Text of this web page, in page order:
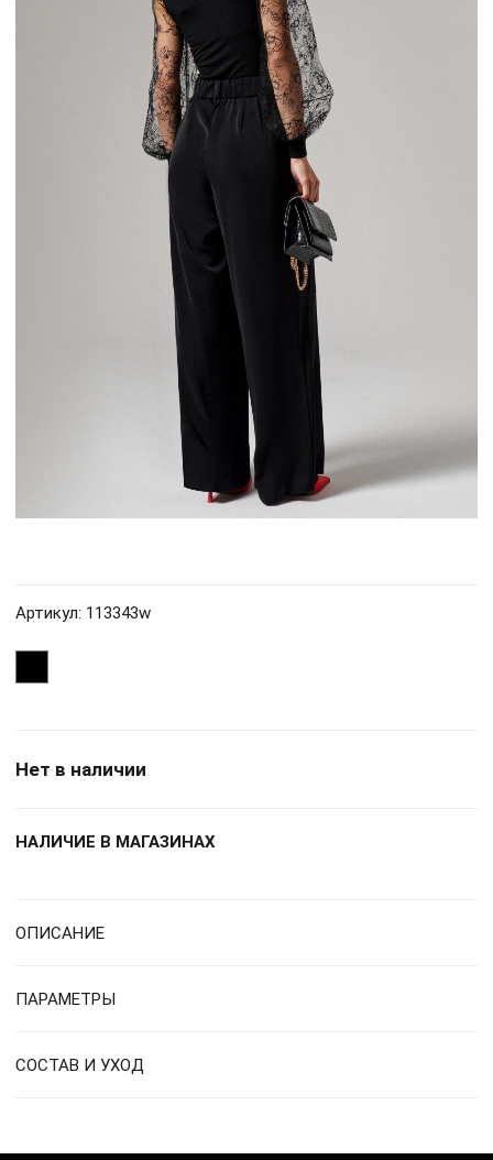
Артикул: 113343w
Нет в наличии
НАЛИЧИЕ В МАГАЗИНАХ
ОПИСАНИЕ
ПАРАМЕТРЫ
СОСТАВ И УХОД